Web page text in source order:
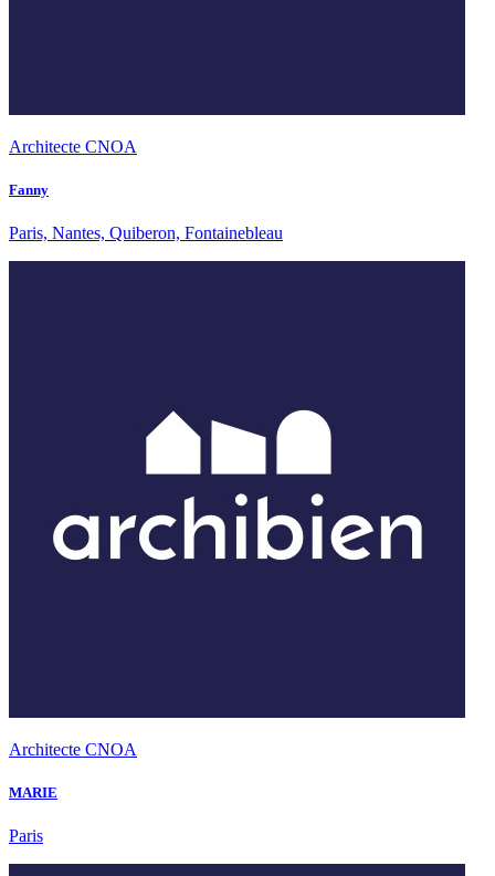
Architecte CNOA
Fanny
Paris, Nantes, Quiberon, Fontainebleau
Architecte CNOA
MARIE
Paris